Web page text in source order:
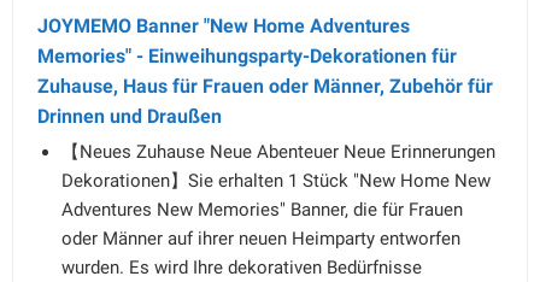
JOYMEMO Banner "New Home Adventures
Memories" - Einweihungsparty-Dekorationen für
Zuhause, Haus für Frauen oder Männer, Zubehör für
Drinnen und Draußen
【Neues Zuhause Neue Abenteuer Neue Erinnerungen
Dekorationen】Sie erhalten 1 Stück "New Home New
Adventures New Memories" Banner, die für Frauen
oder Männer auf ihrer neuen Heimparty entworfen
wurden. Es wird Ihre dekorativen Bedürfnisse